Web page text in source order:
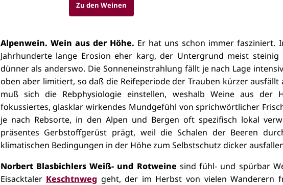
Zu den Weinen
Alpenwein. Wein aus der Höhe. Er hat uns schon immer fasziniert.
Jahrhunderte lange Erosion eher karg, der Untergrund meist
dünner als anderswo. Die Sonneneinstrahlung fällt je nach Lage
oben aber limitiert, so daß die Reifeperiode der Trauben kürzer ausfällt
muß sich die Rebphysiologie einstellen, weshalb Weine aus der
fokussiertes, glasklar wirkendes Mundgefühl von sprichwörtlicher
je nach Rebsorte, in den Alpen und Bergen oft spezifisch lokal
präsentes Gerbstoffgerüst prägt, weil die Schalen der Beeren
klimatischen Bedingungen in der Höhe zum Selbstschutz dicker
Norbert Blasbichlers Weiß- und Rotweine sind fühl- und spürbar
Eisacktaler Keschtnweg geht, der im Herbst von vielen